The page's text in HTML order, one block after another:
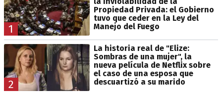
1
Propiedad Privada: el Gobierno
tuvo que ceder en la Ley del
Manejo del Fuego
2
La historia real de "Elize:
Sombras de una mujer", la
nueva película de Netflix sobre
el caso de una esposa que
descuartizó a su marido